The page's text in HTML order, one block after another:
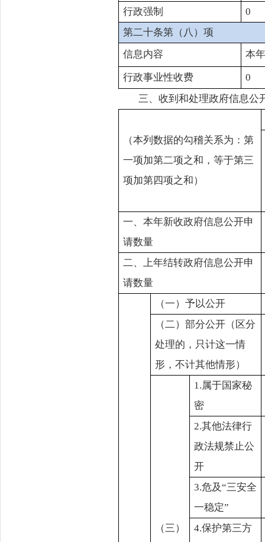
行政强制
0
第二十条第（八）项
信息内容
本
行政事业性收费
0
三、收到和处理政府信息公
（本列数据的勾稽关系为：第
一项加第二项之和，等于第三
项加第四项之和）
一、本年新收政府信息公开申
请数量
二、上年结转政府信息公开申
请数量
（一）予以公开
（二）部分公开（区分
处理的，只计这一情
形，不计其他情形）
（三）
1.属于国家秘
密
2.其他法律行
政法规禁止公
开
3.危及“三安全
一稳定”
4.保护第三方